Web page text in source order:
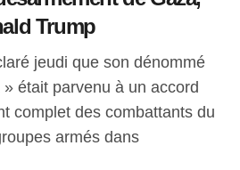
Trump
jeudi que son dénommé
était parvenu à un accord
complet des combattants du
armés dans